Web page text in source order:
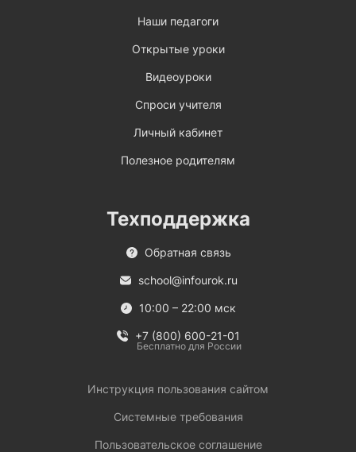
Наши педагоги
Открытые уроки
Видеоуроки
Спроси учителя
Личный кабинет
Полезное родителям
Техподдержка
Обратная связь
school@infourok.ru
10:00 – 22:00 мск
+7 (800) 600-21-01
Бесплатно для России
Инструкция пользования сайтом
Системные требования
Пользовательское соглашение